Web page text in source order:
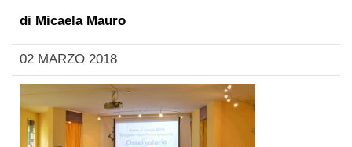
di Micaela Mauro
02 MARZO 2018